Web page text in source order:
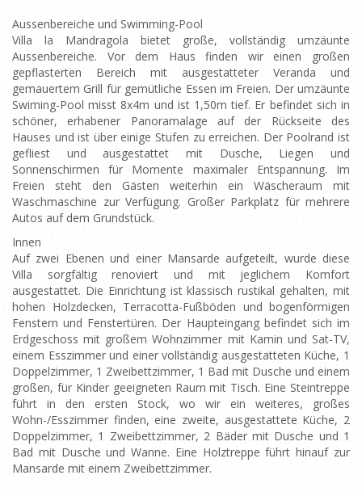
Aussenbereiche und Swimming-Pool
Villa la Mandragola bietet große, vollständig umzäunte
Aussenbereiche. Vor dem Haus finden wir einen großen
gepflasterten Bereich mit ausgestatteter Veranda und
gemauertem Grill für gemütliche Essen im Freien. Der umzäunte
Swiming-Pool misst 8x4m und ist 1,50m tief. Er befindet sich in
schöner, erhabener Panoramalage auf der Rückseite des
Hauses und ist über einige Stufen zu erreichen. Der Poolrand ist
gefliest und ausgestattet mit Dusche, Liegen und
Sonnenschirmen für Momente maximaler Entspannung. Im
Freien steht den Gästen weiterhin ein Wäscheraum mit
Waschmaschine zur Verfügung. Großer Parkplatz für mehrere
Autos auf dem Grundstück.
Innen
Auf zwei Ebenen und einer Mansarde aufgeteilt, wurde diese
Villa sorgfältig renoviert und mit jeglichem Komfort
ausgestattet. Die Einrichtung ist klassisch rustikal gehalten, mit
hohen Holzdecken, Terracotta-Fußböden und bogenförmigen
Fenstern und Fenstertüren. Der Haupteingang befindet sich im
Erdgeschoss mit großem Wohnzimmer mit Kamin und Sat-TV,
einem Esszimmer und einer vollständig ausgestatteten Küche, 1
Doppelzimmer, 1 Zweibettzimmer, 1 Bad mit Dusche und einem
großen, für Kinder geeigneten Raum mit Tisch. Eine Steintreppe
führt in den ersten Stock, wo wir ein weiteres, großes
Wohn-/Esszimmer finden, eine zweite, ausgestattete Küche, 2
Doppelzimmer, 1 Zweibettzimmer, 2 Bäder mit Dusche und 1
Bad mit Dusche und Wanne. Eine Holztreppe führt hinauf zur
Mansarde mit einem Zweibettzimmer.